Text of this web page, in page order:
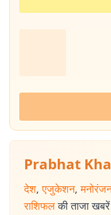
Prabhat
देश, एजुकेशन,
राशिफल की ताजा